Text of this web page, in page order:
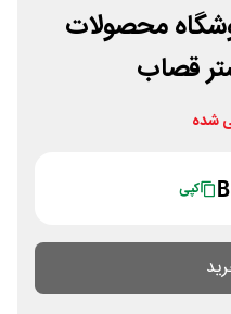
10% فروشگاه محصولات
قصاب
شده
کپی